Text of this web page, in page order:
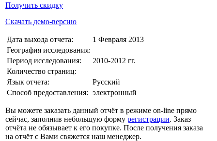
Получить скидку
Скачать демо-версию
Дата выхода отчета:
1 Февраля 2013
География исследования:
Период исследования:
2010-2012 гг.
Количество страниц:
Язык отчета:
Русский
Способ предоставления: электронный
Вы можете заказать данный отчёт в режиме on-line прямо
сейчас, заполнив небольшую форму регистрации. Заказ
отчёта не обязывает к его покупке. После получения заказа
на отчёт с Вами свяжется наш менеджер.